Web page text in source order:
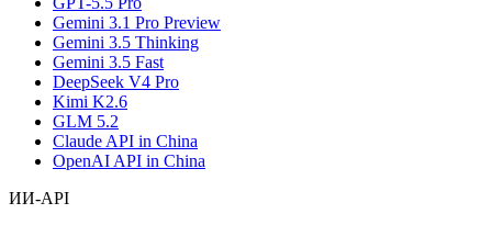
Gemini 3.1 Pro Preview
Gemini 3.5 Thinking
Gemini 3.5 Fast
DeepSeek V4 Pro
Kimi K2.6
GLM 5.2
Claude API in China
OpenAI API in China
ИИ-API